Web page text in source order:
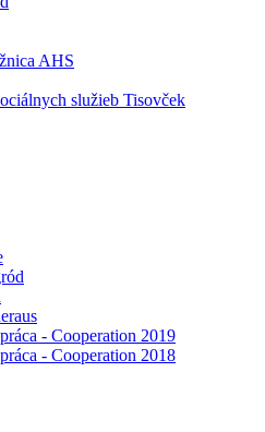
AHS
služieb Tisovček
- Cooperation 2019
- Cooperation 2018